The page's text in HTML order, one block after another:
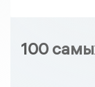
100